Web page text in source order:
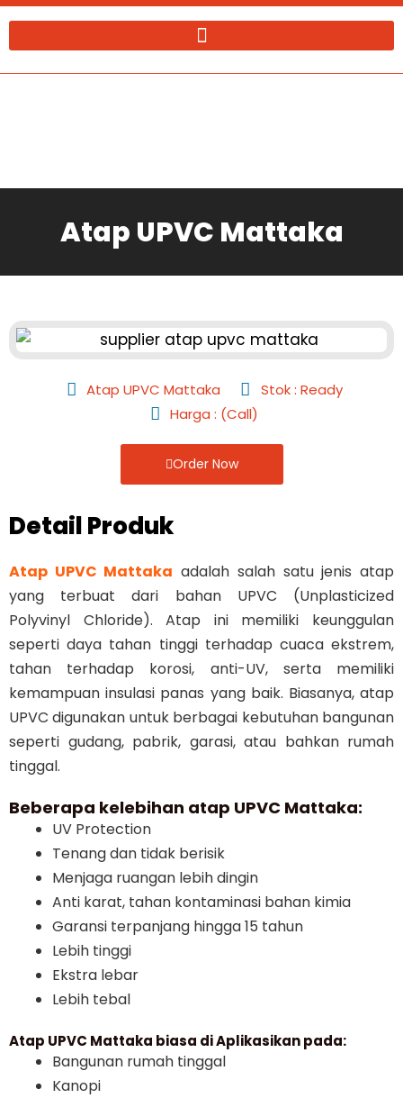
Lewati
Atap UPVC Mattaka
Atap UPVC Mattaka
Stok : Ready
Harga : (Call)
Order Now
Detail Produk
Atap UPVC Mattaka adalah salah satu jenis atap
yang terbuat dari bahan UPVC (Unplasticized
Polyvinyl Chloride). Atap ini memiliki keunggulan
seperti daya tahan tinggi terhadap cuaca ekstrem,
tahan terhadap korosi, anti-UV, serta memiliki
kemampuan insulasi panas yang baik. Biasanya, atap
UPVC digunakan untuk berbagai kebutuhan bangunan
seperti gudang, pabrik, garasi, atau bahkan rumah
tinggal.
Beberapa kelebihan atap UPVC Mattaka:
UV Protection
Tenang dan tidak berisik
Menjaga ruangan lebih dingin
Anti karat, tahan kontaminasi bahan kimia
Garansi terpanjang hingga 15 tahun
Lebih tinggi
Ekstra lebar
Lebih tebal
Atap UPVC Mattaka biasa di Aplikasikan pada:
Bangunan rumah tinggal
Kanopi